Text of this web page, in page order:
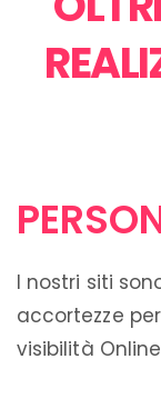
I nostri siti
accortezze
visibilità